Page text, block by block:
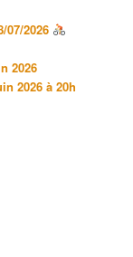
07/2026
2026
2026 à 20h